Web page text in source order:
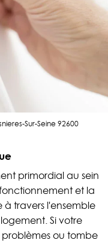
Sur-Seine 92600
primordial au sein
et la
travers l'ensemble
Si votre
ou tombe